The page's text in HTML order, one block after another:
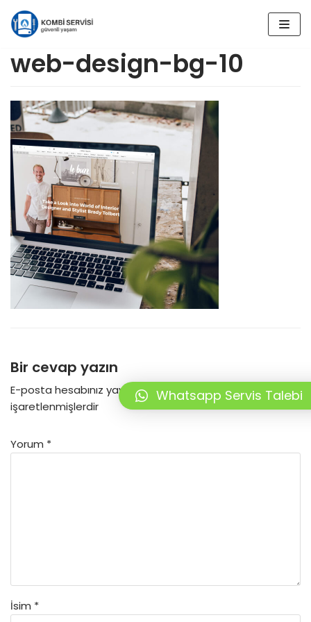
İçeriğe
geç
web-design-bg-10
Bir cevap yazın
E-posta hesabınız yayımlanmayacak. Gerekli alanlar*ile
işaretlenmişlerdir
Yorum *
İsim *
Whatsapp Servis Talebi